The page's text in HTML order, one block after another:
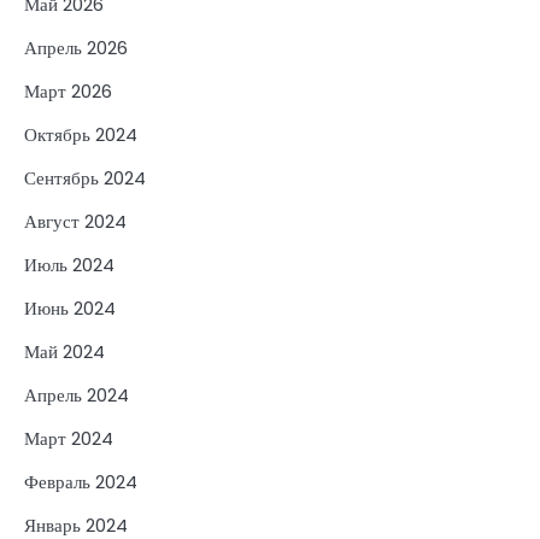
Апрель 2026
Март 2026
Октябрь 2024
Сентябрь 2024
Август 2024
Июль 2024
Июнь 2024
Май 2024
Апрель 2024
Март 2024
Февраль 2024
Январь 2024